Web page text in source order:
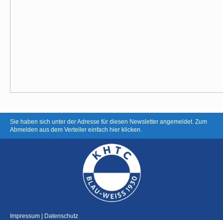
Sie haben sich unter der Adresse für diesen Newsletter angemeldet. Zum
Abmelden aus dem Verteiler einfach hier klicken.
Impressum Datenschutz